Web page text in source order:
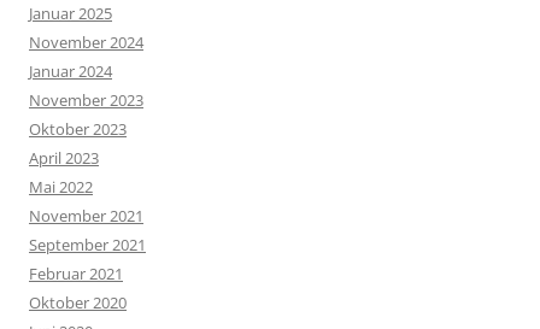
Januar 2025
November 2024
Januar 2024
November 2023
Oktober 2023
April 2023
Mai 2022
November 2021
September 2021
Februar 2021
Oktober 2020